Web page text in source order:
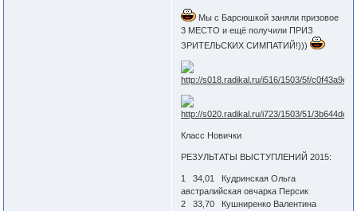
Мы с Барсюшкой заняли призовое
3 МЕСТО и ещё получили ПРИЗ
ЗРИТЕЛЬСКИХ СИМПАТИЙ!)))
Класс Новички
РЕЗУЛЬТАТЫ ВЫСТУПЛЕНИЙ 2015:
1 34,01 Кудринская Ольга
австралийская овчарка Персик
2 33,70 Кушниренко Валентина